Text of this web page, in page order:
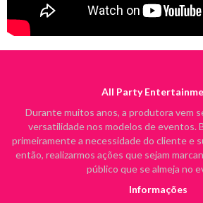
All Party
Durante muitos anos, a produtora vem
versatilidade nos modelos de eventos.
primeiramente a necessidade do cliente e
então, realizarmos ações que sejam
público que se almeja no
Informações